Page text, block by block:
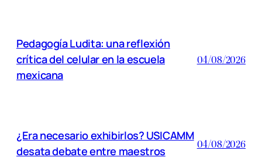
Pedagogía Ludita: una reflexión
crítica del celular en la escuela
mexicana
04/08/2026
¿Era necesario exhibirlos? USICAMM
desata debate entre maestros
04/08/2026